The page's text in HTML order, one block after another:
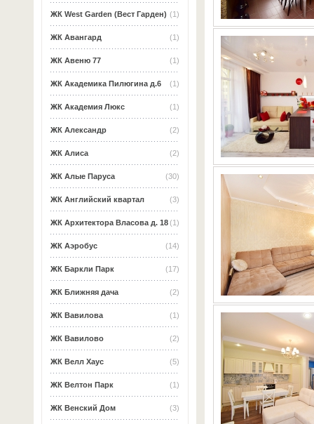
(1)
ЖК West Garden (Вест Гарден)
(1)
ЖК Авангард
(1)
ЖК Авеню 77
(1)
ЖК Академика Пилюгина д.6
(1)
ЖК Академия Люкс
(2)
ЖК Александр
(2)
ЖК Алиса
(30)
ЖК Алые Паруса
(3)
ЖК Английский квартал
(1)
ЖК Архитектора Власова д. 18
(14)
ЖК Аэробус
(17)
ЖК Баркли Парк
(2)
ЖК Ближняя дача
(1)
ЖК Вавилова
(2)
ЖК Вавилово
(5)
ЖК Велл Хаус
(1)
ЖК Велтон Парк
(3)
ЖК Венский Дом